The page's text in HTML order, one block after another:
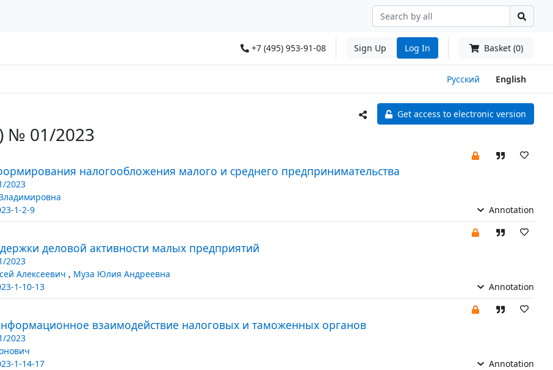
+7 (495) 953-91-08 Sign Up Log In Basket (0)
Русский English
Get access to electronic version
№ 01/2023
налогообложения малого и среднего предпринимательства
2023
1-2-9 Annotation
деловой активности малых предприятий
2023
Алексеевич , Муза Юлия Андреевна
1-10-13 Annotation
взаимодействие налоговых и таможенных органов
2023
1-14-17 Annotation